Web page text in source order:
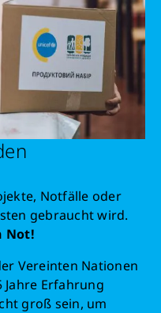
Notfälle oder
gebraucht wird.
Not!
Vereinten Nationen
Erfahrung
groß sein, um